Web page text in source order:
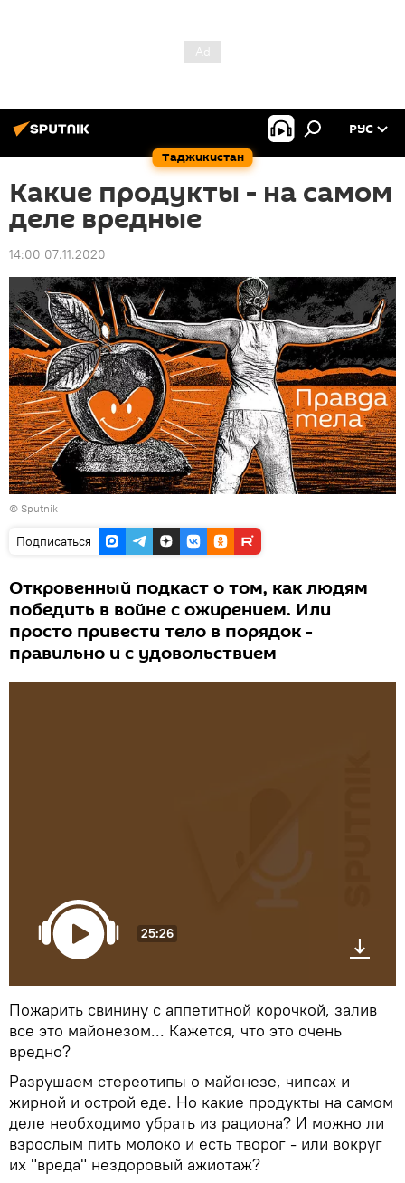
Таджикистан
РУС
Какие продукты - на самом
деле вредные
14:00 07.11.2020
© Sputnik
Подписаться
Откровенный подкаст о том, как людям
победить в войне с ожирением. Или
просто привести тело в порядок -
правильно и с удовольствием
25:26
Пожарить свинину с аппетитной корочкой, залив
все это майонезом... Кажется, что это очень
вредно?
Разрушаем стереотипы о майонезе, чипсах и
жирной и острой еде. Но какие продукты на самом
деле необходимо убрать из рациона? И можно ли
взрослым пить молоко и есть творог - или вокруг
их "вреда" нездоровый ажиотаж?